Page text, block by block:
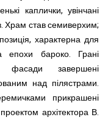
каплички, увінчані
Храм став семиверхим;
характерна для
епохи бароко. Грані
фасади завершені
над пілястрами.
прикрашені
архітектора В.